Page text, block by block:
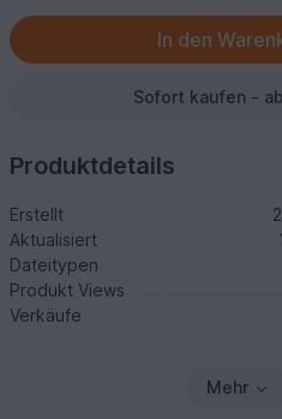
Sofort kaufen -
Produktdetails
Erstellt
Aktualisiert
Dateitypen
Produkt Views
Verkäufe
Mehr